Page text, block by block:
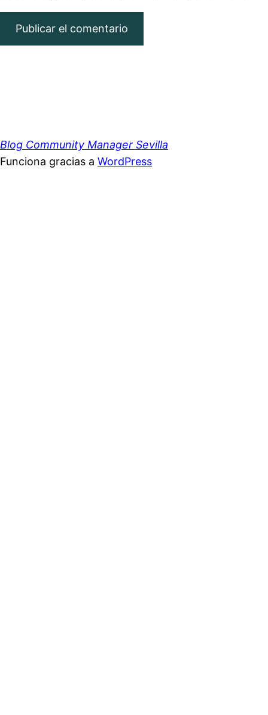
Blog Community Manager Sevilla
Funciona gracias a WordPress